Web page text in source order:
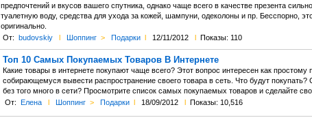
предпочтений и вкусов вашего спутника, однако чаще всего в качестве презента
туалетную воду, средства для ухода за кожей, шампуни, одеколоны и пр. Бесспорно,
оригинально.
От: budovskiy l Шоппинг > Подарки l 12/11/2012 l Показы: 110
Топ 10 Самых Покупаемых Товаров В Интернете
Какие товары в интернете покупают чаще всего? Этот вопрос интересен как простому
собирающемуся вывести распространение своего товара в сеть. Что будут покупать?
без того много в сети? Просмотрите список самых покупаемых товаров и сделайте
От: Елена l Шоппинг > Подарки l 18/09/2012 l Показы: 10,516